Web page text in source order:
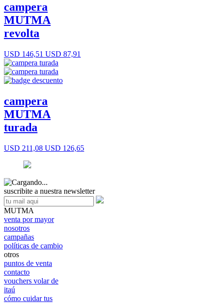
campera
MUTMA
revolta
USD 146,51 USD 87,91
campera
MUTMA
turada
USD 211,08 USD 126,65
suscribite a nuestra newsletter
MUTMA
venta por mayor
nosotros
campañas
políticas de cambio
otros
puntos de venta
contacto
vouchers volar de
itaú
cómo cuidar tus